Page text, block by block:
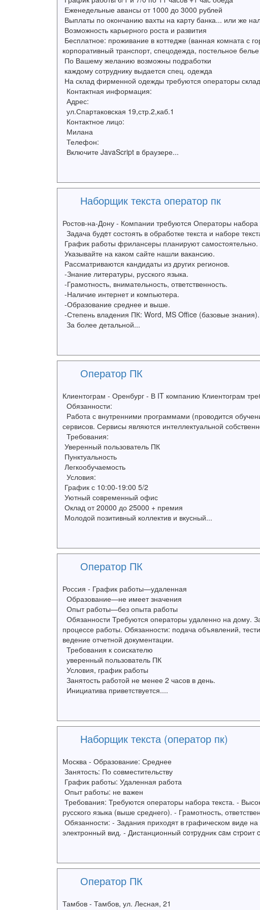
Еженедельные авансы от 1000 до 3000 рублей
Выплаты по окончанию вахты на карту банка... или же
Возможность карьерного роста и развития
Бесплатное: проживание в коттедже (ванная комната с
корпоративный транспорт, спецодежда, постельное белье
По Вашему желанию возможны подработки
каждому сотруднику выдается спец. одежда
На склад фирменной одежды требуются операторы
Контактная информация:
Адрес:
ул.Спартаковская 19,стр.2,каб.1
Контактное лицо:
Милана
Телефон:
Включите JavaScript в браузере...
Наборщик текста оператор пк
Ростов-на-Дону - Компании требуются Операторы набора
Задача будeт состоять в обработке текста и наборе
График работы фрилансеры планируют самостоятельно.
Указывайте на каком сайте нашли вакансию.
Рассматриваются кандидаты из других регионов.
-Знание литературы, русского языка.
-Грамотность, внимательность, ответственность.
-Наличие интернет и компьютера.
-Образование среднее и выше.
-Степень владения ПК: Word, MS Office (базовые знания).
За более детальной...
Оператор ПК
Клиентограм - Оренбург - В IT компанию Клиентограм
Обязанности:
Работа с внутренними программами (проводится
сервисов. Сервисы являются интеллектуальной
Требования:
Уверенный пользователь ПК
Пунктуальность
Легкообучаемость
Условия:
График с 10:00-19:00 5/2
Уютный современный офис
Оклад от 20000 до 25000 + премия
Молодой позитивный коллектив и вкусный...
Оператор ПК
Россия - График работы—удаленная
Образование—не имеет значения
Опыт работы—без опыта работы
Обязанности Требуются операторы удаленно на дому.
процессе работы. Обязанности: подача объявлений,
ведение отчетной документации.
Требования к соискателю
уверенный пользователь ПК
Условия, график работы
Занятость работой не менее 2 часов в день.
Инициатива приветствуется....
Наборщик текста (оператор пк)
Москва - Образование: Среднее
Занятость: По совместительству
График работы: Удаленная работа
Опыт работы: не важен
Требования: Требуются операторы набора текста. -
русского языка (выше среднего). - Грамотность,
Обязанности: - Задания приходят в графическом виде
электронный вид. - Дистанционный coтpyдник caм cтpoит
Оператор ПК
Тамбов - Тамбов, ул. Лесная, 21